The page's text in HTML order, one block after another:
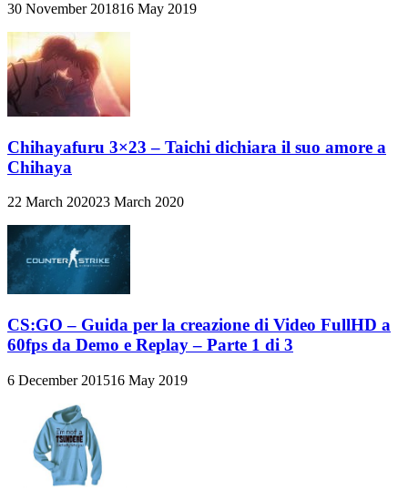
30 November 201816 May 2019
Chihayafuru 3×23 – Taichi dichiara il suo amore a
Chihaya
22 March 202023 March 2020
CS:GO – Guida per la creazione di Video FullHD a
60fps da Demo e Replay – Parte 1 di 3
6 December 201516 May 2019